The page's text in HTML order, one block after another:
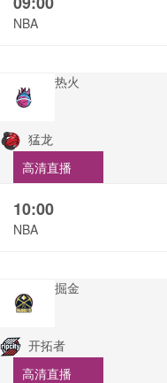
NBA
热火
猛龙
高清直播
10:00
NBA
掘金
开拓者
高清直播